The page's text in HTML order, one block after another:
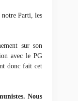
notre Parti, les
sur son
avec le PG
donc fait cet
Nous